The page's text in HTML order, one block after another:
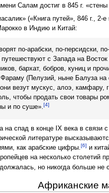
Салам достиг в 845 г.
(«Книга путей», 846 г.,
в Индию и Китай:
по-арабски, по-персидски,
с Запада на
бархат, бобров, куниц и
(Пелузий, ныне Балуза на
везут мускус, алоэ, камфару,
чтобы продать свои товары
и по суше».[4]
на спад в конце IX века в связи
литературе
как арабские цифры.[6] и
на несколько столетий
но никогда больше не
Африканские